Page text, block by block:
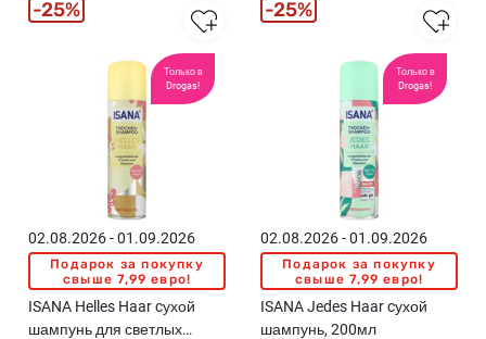
Только в
Drogas!
02.08.2026 - 01.09.2026
Подарок за покупку
свыше 7,99 евро!
ISANA Helles Haar cухой
шампунь для светлых
25%
Только в
Drogas!
02.08.2026 - 01.09.2026
Подарок за покупку
свыше 7,99 евро!
ISANA Jedes Haar cухой
шампунь, 200мл
25%